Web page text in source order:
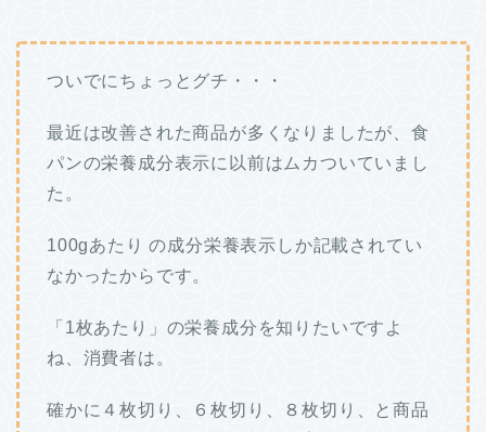
ついでにちょっとグチ・・・
最近は改善された商品が多くなりましたが、食
パンの栄養成分表示に以前はムカついていまし
た。
100gあたり の成分栄養表示しか記載されてい
なかったからです。
「1枚あたり」の栄養成分を知りたいですよ
ね、消費者は。
確かに４枚切り、６枚切り、８枚切り、と商品